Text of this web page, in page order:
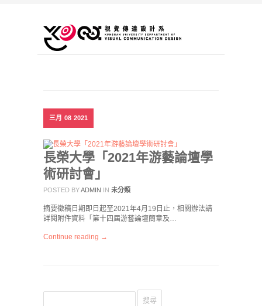
三月 08 2021
長榮大學「2021年游藝論壇學
術研討會」
POSTED BYADMIN IN 未分類
摘要徵稿日期即日起至2021年4月19日止，相關辦法請
詳閱附件資料「第十四屆游藝論壇簡章及…
Continue reading →